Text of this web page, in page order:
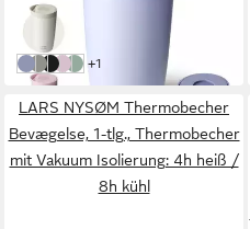
Press-Verschluss
-34%
in 5-6 Werktagen bei dir
blaugrauschwarz
rosagrünweitere Farben:
+1
LARS NYSØM Thermobecher
Bevægelse, 1-tlg., Thermobecher
mit Vakuum Isolierung: 4h heiß /
8h kühl